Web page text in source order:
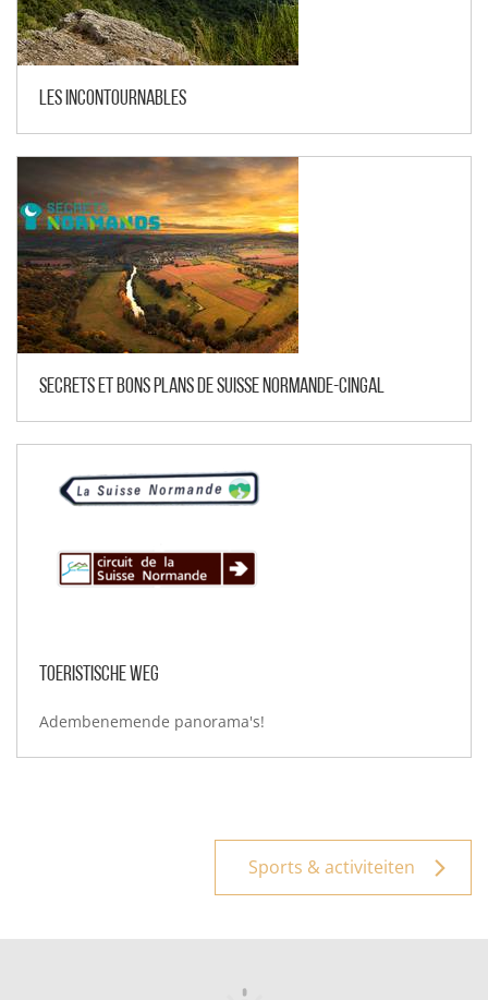
Les incontournables
Secrets et bons plans de Suisse Normande-Cingal
Toeristische weg
Adembenemende panorama's!
Sports & activiteiten